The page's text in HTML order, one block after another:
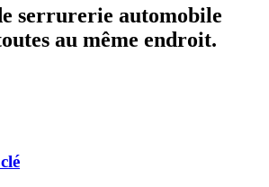
serrurerie automobile
au même endroit.